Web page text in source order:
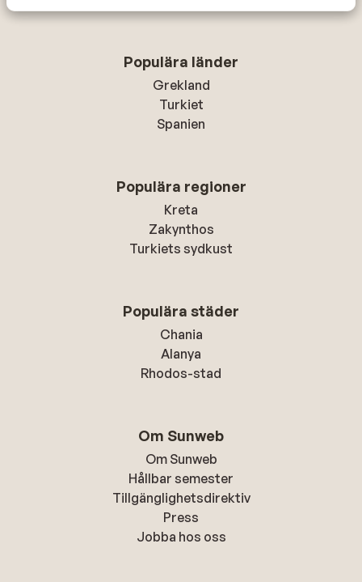
Populära länder
Grekland
Turkiet
Spanien
Populära regioner
Kreta
Zakynthos
Turkiets sydkust
Populära städer
Chania
Alanya
Rhodos-stad
Om Sunweb
Om Sunweb
Hållbar semester
Tillgänglighetsdirektiv
Press
Jobba hos oss